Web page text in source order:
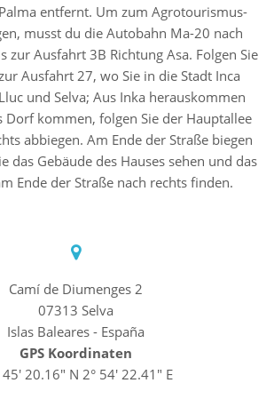
entfernt. Um zum Agrotourismus-
musst du die Autobahn Ma-20 nach
zur Ausfahrt 3B Richtung Asa. Folgen Sie
Ausfahrt 27, wo Sie in die Stadt Inca
und Selva; Aus Inka herauskommen
Dorf kommen, folgen Sie der Hauptallee
abbiegen. Am Ende der Straße biegen
das Gebäude des Hauses sehen und das
Ende der Straße nach rechts finden.
Camí de Diumenges 2
07313 Selva
Islas Baleares - España
GPS Koordinaten
45' 20.16" N 2° 54' 22.41" E